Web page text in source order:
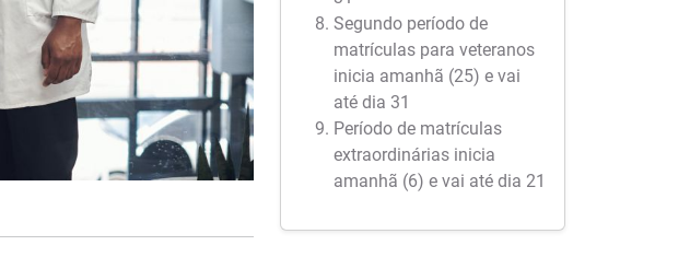
Segundo período de
matrículas para veteranos
inicia amanhã (25) e vai
até dia 31
Período de matrículas
extraordinárias inicia
amanhã (6) e vai até dia 21